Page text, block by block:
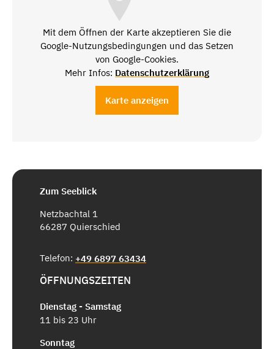
Mit dem Öffnen der Karte akzeptieren Sie die
Google-Nutzungsbedingungen und das Setzen
von Google-Cookies.
Mehr Infos: Datenschutzerklärung
Karte anzeigen
Zum Seeblick
Netzbachtal 1
66287 Quierschied
Telefon: +49 6897 63434
ÖFFNUNGSZEITEN
Dienstag - Samstag
11 bis 23 Uhr
Sonntag